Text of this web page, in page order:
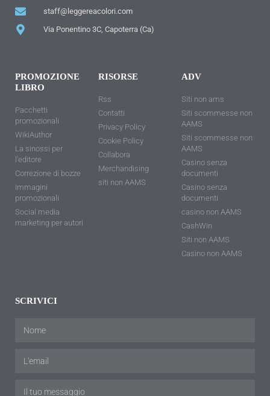
staff@leggereacolori.com
Via Ponentino 3C, Capoterra (Ca)
PROMOZIONE
LIBRO
Pacchetti
promozionali
WikiAuthor
La sinossi per
l'editore
Correzione di bozze
Immagini
promozionali
Social media
marketing per autori
RISORSE
Rss
Contatti
Privacy Policy
Cookie Policy
Collabora
Merchandising
siti non AAMS
ADV
Siti non ams
Siti scommesse non
AAMS
Siti scommesse non
AAMS
Casino senza
documenti
Casino senza
documenti
casino non AAMS
CashWin
Siti non AAMS
Casino non AAMS
SCRIVICI